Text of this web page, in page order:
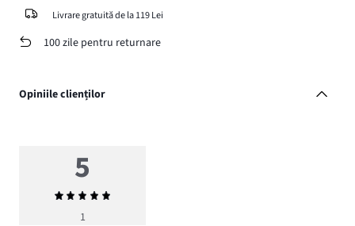
Livrare gratuită de la 119 Lei
100 zile pentru returnare
Opiniile clienților
5
Evaluarea
medie
1